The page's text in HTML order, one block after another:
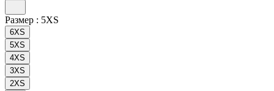
Размер : 5XS
6XS
5XS
4XS
3XS
2XS